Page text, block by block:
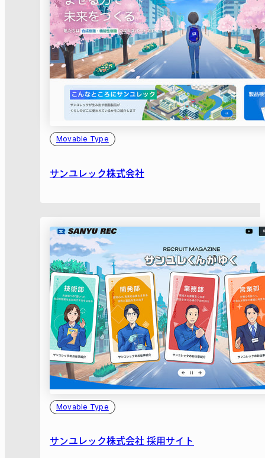
Movable Type
サンユレック株式会社
Movable Type
サンユレック株式会社 採用サイト